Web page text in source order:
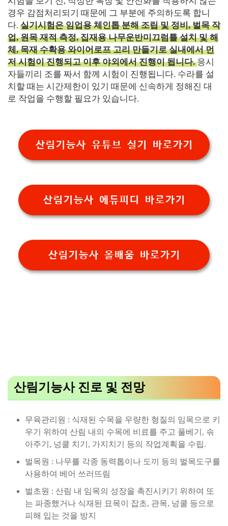
경우 감점처리되기 때문에 그 부분에 주의하도록 합니
다. 실기시험은 임업용 체인톱 분해 조립 및 정비, 벌목 작
업, 원목 재적 측정, 집재용 나무운반미끄럼틀 설치 및 해
체, 목재 수확용 와이어로프 고리 만들기로 실내에서 먼
저 시험이 진행되고 이후 야외에서 진행이 됩니다. 응시
자들끼리 조를 짜서 함께 시험이 진행됩니다. 수라를 설
치할 때는 시간제한이 있기 때문에 신속하게 정해진 대
로 작업을 수행할 필요가 있습니다.
산림기능사 유튜브 실기 바로가기
산림기능사 에듀피디 바로가기
산림기능사 올배움 바로가기
산림기능사 진로 및 전망
무육관리원 : 식재된 수목을 우량한 형질의 임목으로 키
우기 위하여 산림 내의 수목에 비료를 주고 풀베기, 솎
아주기, 넝쿨 치기, 가지치기 등의 작업계획을 수립.
벌목원 : 나무를 각종 동력톱이나 도끼 등의 벌목도구를
사용하여 베어 쓰러뜨림
벌초원 : 산림 내 임목의 성장을 촉진시키기 위하여 또
는 파종했거나 식재된 묘목이 잡초, 관목, 넝쿨 등으로
피해 입는 것을 방지